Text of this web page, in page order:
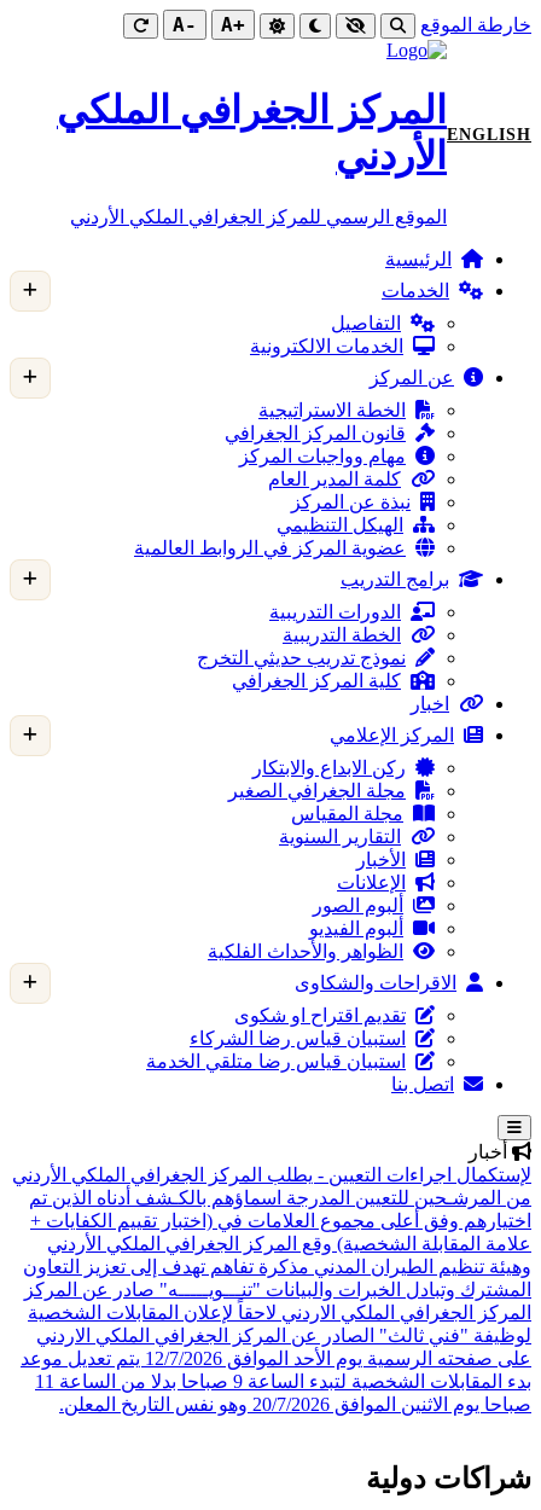
خارطة الموقع +A
-A
ENGLISH
المركز الجغرافي الملكي
الأردني
الموقع الرسمي للمركز الجغرافي الملكي الأردني
الرئيسية
الخدمات
التفاصيل
الخدمات الالكترونية
عن المركز
الخطة الاستراتيجية
قانون المركز الجغرافي
مهام وواجبات المركز
كلمة المدير العام
نبذة عن المركز
الهيكل التنظيمي
عضوية المركز في الروابط العالمية
برامج التدريب
الدورات التدريبية
الخطة التدريبية
نموذج تدريب حديثي التخرج
كلية المركز الجغرافي
اخبار
المركز الإعلامي
ركن الابداع والابتكار
مجلة الجغرافي الصغير
مجلة المقياس
التقارير السنوية
الأخبار
الإعلانات
ألبوم الصور
ألبوم الفيديو
الظواهر والأحداث الفلكية
الاقراحات والشكاوى
تقديم اقتراح او شكوى
استبيان قياس رضا الشركاء
استبيان قياس رضا متلقي الخدمة
اتصل بنا
أخبار
لإستكمال اجراءات التعيين - يطلب المركز الجغرافي الملكي الأردني
من المرشـحين للتعيين المدرجة اسماؤهم بالكـشف أدناه الذين تم
اختيارهم وفق أعلى مجموع العلامات في (اختبار تقييم الكفايات +
علامة المقابلة الشخصية) وقع المركز الجغرافي الملكي الأردني
وهيئة تنظيم الطيران المدني مذكرة تفاهم تهدف إلى تعزيز التعاون
المشترك وتبادل الخبرات والبيانات "تنـــويـــــه" صادر عن المركز
المركز الجغرافي الملكي الاردني لاحقاً لإعلان المقابلات الشخصية
لوظيفة "فني ثالث" الصادر عن المركز الجغرافي الملكي الاردني
على صفحته الرسمية يوم الأحد الموافق 12/7/2026 يتم تعديل موعد
بدء المقابلات الشخصية لتبدء الساعة 9 صباحا بدلا من الساعة 11
صباحا يوم الاثنين الموافق 20/7/2026 وهو نفس التاريخ المعلن.
شراكات دولية